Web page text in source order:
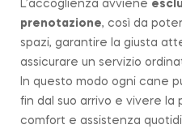
L’accoglienza avviene
prenotazione, così da
spazi, garantire la giusta
assicurare un servizio
In questo modo ogni cane
fin dal suo arrivo e vivere la
comfort e assistenza